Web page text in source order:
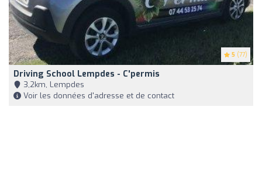
5 (77)
Driving School Lempdes - C'permis
3,2km, Lempdes
Voir les données d'adresse et de contact